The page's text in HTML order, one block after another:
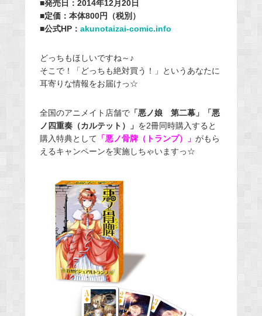
■発売日：2014年12月20日
■定価：本体800円（税別）
■公式HP： akunotaizai-comic.info
どっちもほしいですね～♪
そこで！「どっちも絶対買う！」というあなたに
耳寄りな情報をお届けっ☆
全国のアニメイト店舗で「悪ノ娘 第二幕」「悪
ノ四重奏（カルテット）」 を2冊同時購入すると
購入特典として 「悪ノ骨牌（トランプ）」 がもら
えるキャンペーンを実施しちゃいますっ☆